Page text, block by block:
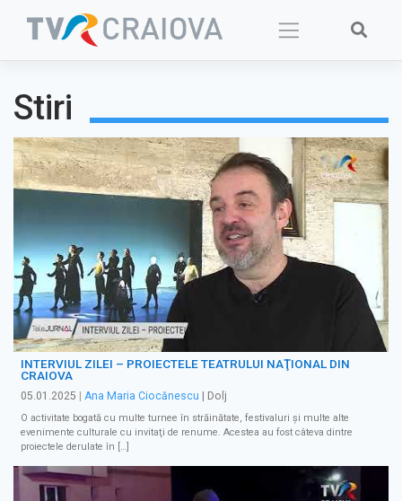
Stiri
INTERVIUL ZILEI – PROIECTELE TEATRULUI NAŢIONAL DIN
CRAIOVA
05.01.2025 Ana Maria Ciocănescu | Dolj
O activitate bogată cu multe turnee în străinătate, festivaluri şi multe alte
evenimente culturale cu invitaţi de renume. Acestea au fost câteva dintre
proiectele derulate în […]